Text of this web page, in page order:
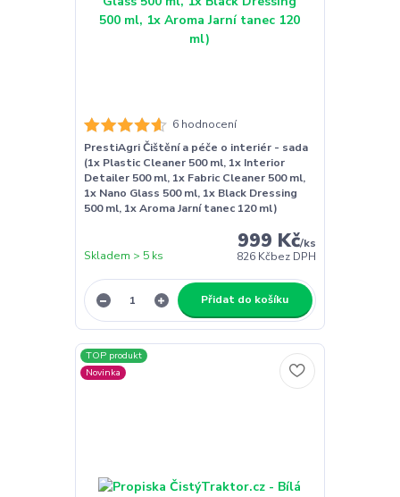
6 hodnocení
PrestiAgri Čištění a péče o interiér - sada
(1x Plastic Cleaner 500 ml, 1x Interior
Detailer 500 ml, 1x Fabric Cleaner 500 ml,
1x Nano Glass 500 ml, 1x Black Dressing
500 ml, 1x Aroma Jarní tanec 120 ml)
999 Kč/ks
826 Kčbez DPH
Skladem > 5 ks
Přidat do košíku
TOP produkt
Novinka